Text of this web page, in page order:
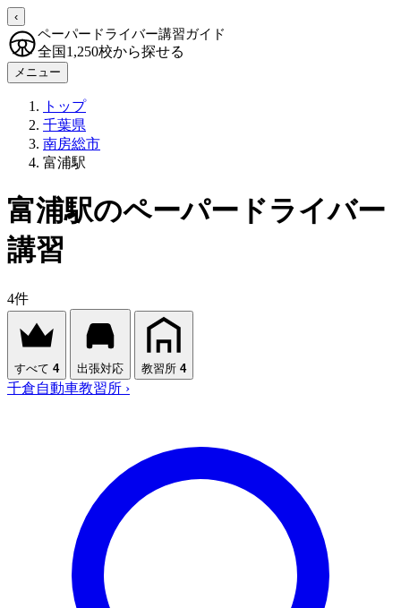
‹
ペーパードライバー講習ガイド
全国1,250校から探せる
メニュー
トップ
千葉県
南房総市
富浦駅
富浦駅のペーパードライバー
講習
4件
すべて 4 出張対応 教習所 4
千倉自動車教習所 ›